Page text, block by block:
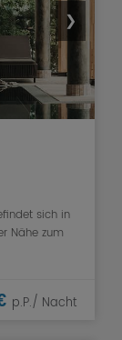
❯
sich in
Nähe zum
p.P./ Nacht